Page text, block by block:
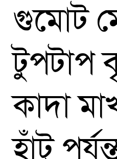
গুমোট
টুপটাপ
কাদা
হাঁটু